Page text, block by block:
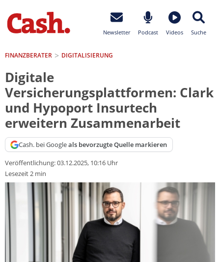
Newsletter Podcast Videos Suche
FINANZBERATER DIGITALISIERUNG
Digitale
Versicherungsplattformen: Clark
und Hypoport Insurtech
erweitern Zusammenarbeit
Cash. bei Googleals bevorzugte Quelle markieren
Veröffentlichung:03.12.2025, 10:16 Uhr
Lesezeit 2 min